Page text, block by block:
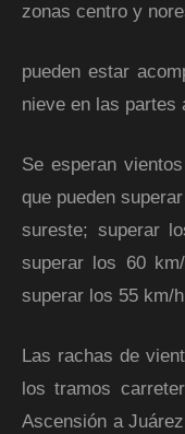
zonas centro y
pueden estar
nieve en las partes
Se esperan
que pueden
sureste; superar
superar los 60
superar los 55 km/
Las rachas de
los tramos
Ascensión a